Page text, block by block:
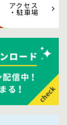
アクセス
・駐車場